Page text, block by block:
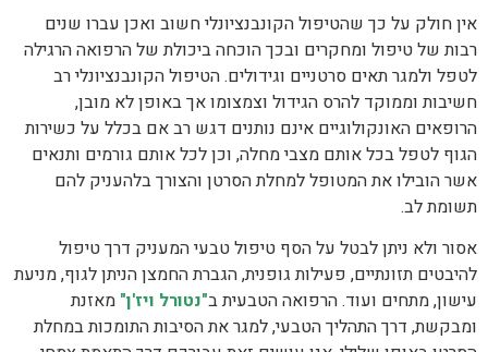
אין חולק על כך שהטיפול הקונבנציונלי חשוב ואכן עברו שנים
רבות של טיפול ומחקרים ובכך הוכחה ביכולת של הרפואה הרגילה
לטפל ולמגר תאים סרטניים וגידולים. הטיפול הקונבנציונלי רב
חשיבות וממוקד להרס הגידול וצמצומו אך באופן לא מובן,
הרופאים האונקולוגיים אינם נותנים דגש רב אם בכלל על כשירות
הגוף לטפל בכל אותם מצבי מחלה, וכן לכל אותם גורמים ותנאים
אשר הובילו את המטופל למחלת הסרטן והצורך בלהעניק להם
תשומת לב.
אסור ולא ניתן לבטל על הסף טיפול טבעי המעניק דרך טיפול
להיבטים תזונתיים, פעילות גופנית, הגברת החמצן הניתן לגוף, מניעת
עישון, מתחים ועוד. הרפואה הטבעית ב"נטורל ויז'ן" מאזנת
ומבקשת, דרך התהליך הטבעי, למגר את הסיבות התומכות במחלת